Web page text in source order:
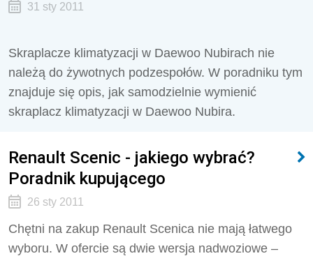
31 sty 2011
Skraplacze klimatyzacji w Daewoo Nubirach nie
należą do żywotnych podzespołów. W poradniku tym
znajduje się opis, jak samodzielnie wymienić
skraplacz klimatyzacji w Daewoo Nubira.
Renault Scenic - jakiego wybrać?
Poradnik kupującego
26 sty 2011
Chętni na zakup Renault Scenica nie mają łatwego
wyboru. W ofercie są dwie wersja nadwoziowe –